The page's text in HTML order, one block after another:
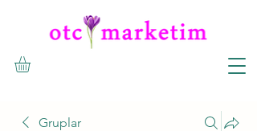
Gruplar